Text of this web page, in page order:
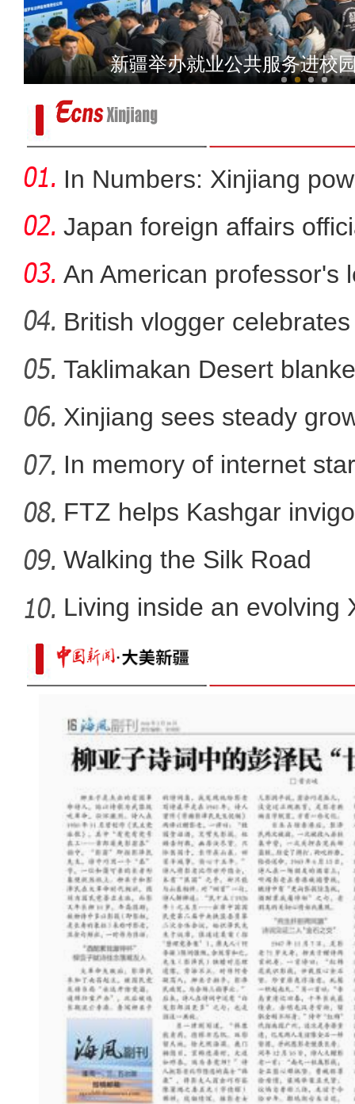
用脚步丈量国土 用身躯筑牢防线 他
昌吉州新能源发展密
新疆莎车县棉花播种
新疆举办就业公共服务进校
In Numbers: Xinjiang
Japan foreign affairs
An American professor's
British vlogger
Taklimakan Desert
Xinjiang sees steady
In memory of internet
FTZ helps Kashgar
comm
Walking the Silk Road
Living inside an evolving